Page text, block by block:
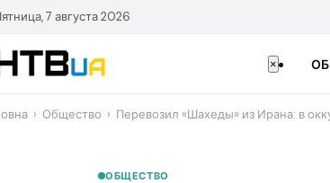
7 августа 2026
×
› Общество › ​Перевозил «Шахеды» из Ирана: в
ОБЩЕСТВО